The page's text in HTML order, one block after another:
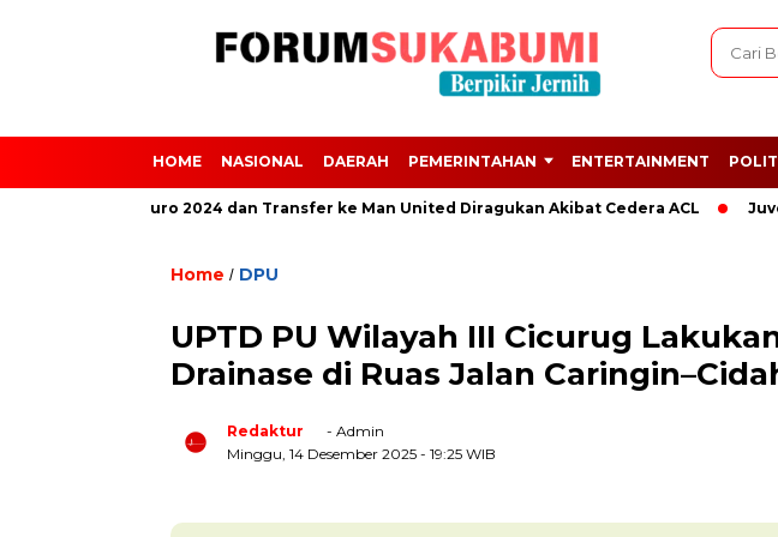
HOME NASIONAL DAERAH PEMERINTAHAN ENTERTAINMENT
dari Euro 2024 dan Transfer ke Man United Diragukan Akibat Cedera ACL Juventus
Home / DPU
UPTD PU Wilayah III Cicurug
Drainase di Ruas Jalan
Redaktur
- Admin
Minggu, 14 Desember 2025 - 19:25 WIB